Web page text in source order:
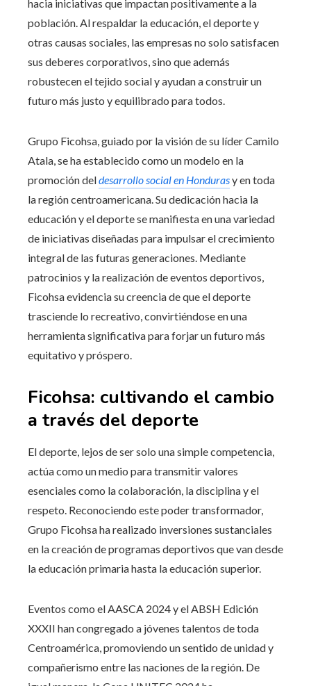
hacia iniciativas que impactan positivamente a la
población. Al respaldar la educación, el deporte y
otras causas sociales, las empresas no solo satisfacen
sus deberes corporativos, sino que además
robustecen el tejido social y ayudan a construir un
futuro más justo y equilibrado para todos.
Grupo Ficohsa, guiado por la visión de su líder Camilo
Atala, se ha establecido como un modelo en la
promoción deldesarrollo social en Hondurasy en toda
la región centroamericana. Su dedicación hacia la
educación y el deporte se manifiesta en una variedad
de iniciativas diseñadas para impulsar el crecimiento
integral de las futuras generaciones. Mediante
patrocinios y la realización de eventos deportivos,
Ficohsa evidencia su creencia de que el deporte
trasciende lo recreativo, convirtiéndose en una
herramienta significativa para forjar un futuro más
equitativo y próspero.
Ficohsa: cultivando el cambio
a través del deporte
El deporte, lejos de ser solo una simple competencia,
actúa como un medio para transmitir valores
esenciales como la colaboración, la disciplina y el
respeto. Reconociendo este poder transformador,
Grupo Ficohsa ha realizado inversiones sustanciales
en la creación de programas deportivos que van desde
la educación primaria hasta la educación superior.
Eventos como el AASCA 2024 y el ABSH Edición
XXXII han congregado a jóvenes talentos de toda
Centroamérica, promoviendo un sentido de unidad y
compañerismo entre las naciones de la región. De